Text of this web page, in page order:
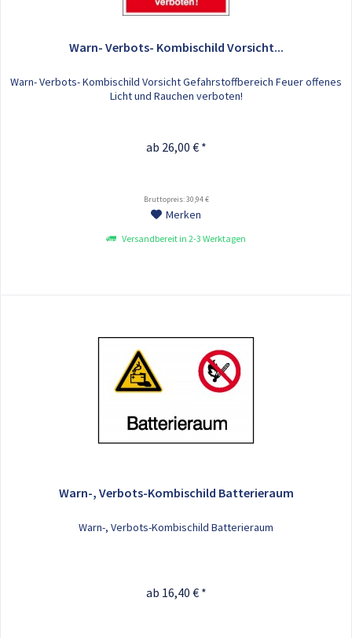
Warn- Verbots- Kombischild Vorsicht...
Warn- Verbots- Kombischild Vorsicht Gefahrstoffbereich Feuer offenes
Licht und Rauchen verboten!
ab 26,00 € *
Bruttopreis: 30,94 €
Merken
Versandbereit in 2-3 Werktagen
Warn-, Verbots-Kombischild Batterieraum
Warn-, Verbots-Kombischild Batterieraum
ab 16,40 € *